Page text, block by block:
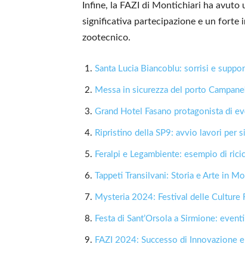
Infine, la FAZI di Montichiari ha avuto
significativa partecipazione e un forte
zootecnico.
Santa Lucia Biancoblu: sorrisi e
Messa in sicurezza del porto
Grand Hotel Fasano protagonista di
Ripristino della SP9: avvio lavori per
Feralpi e Legambiente: esempio di
Tappeti Transilvani: Storia e Arte in
Mysteria 2024: Festival delle Culture
Festa di Sant’Orsola a Sirmione:
FAZI 2024: Successo di Innovazione